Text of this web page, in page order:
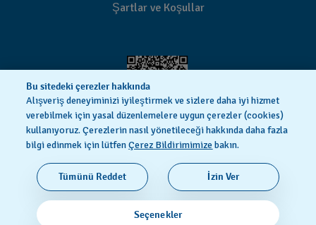
Şartlar ve Koşullar
SWISS MADE
© 2026 Flik Flak, Swatch Ltd.’nin bir bölümüdür. Tüm
Bu sitedeki çerezler hakkında
Alışveriş deneyiminizi iyileştirmek ve sizlere daha iyi hizmet
verebilmek için yasal düzenlemelere uygun çerezler (cookies)
kullanıyoruz. Çerezlerin nasıl yönetileceği hakkında daha fazla
bilgi edinmek için lütfenÇerez Bildirimimize bakın.
Seçenekler
Tümünü Reddet İzin Ver